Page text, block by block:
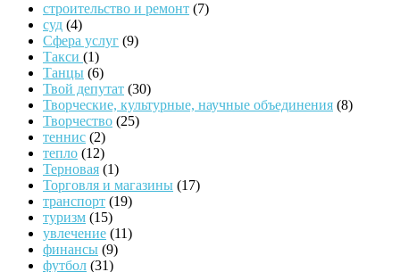
строительство и ремонт (7)
суд (4)
Сфера услуг (9)
Такси (1)
Танцы (6)
Твой депутат (30)
Творческие, культурные, научные объединения (8)
Творчество (25)
теннис (2)
тепло (12)
Терновая (1)
Торговля и магазины (17)
транспорт (19)
туризм (15)
увлечение (11)
финансы (9)
футбол (31)